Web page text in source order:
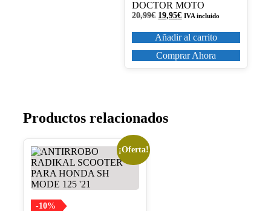
DOCTOR MOTO
20,99€ El
original
era:
20,99€.
19,95€El
actual
es:
19,95€.
IVA incluido
Añadir al carrito
Comprar Ahora
Productos relacionados
¡Oferta!
-10%